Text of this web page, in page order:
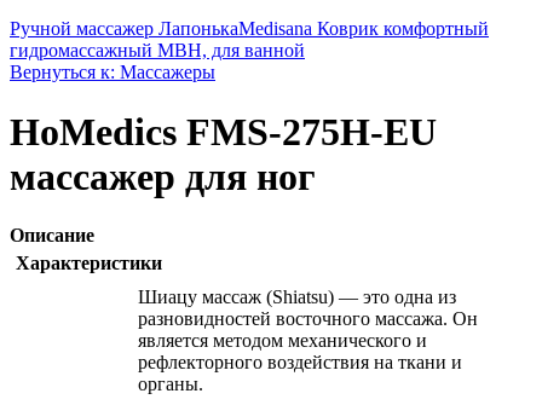
Ручной массажер ЛапонькаMedisana Коврик комфортный
гидромассажный MBH, для ванной
Вернуться к: Массажеры
HoMedics FMS-275H-EU
массажер для ног
Описание
Характеристики
Шиацу массаж (Shiatsu) — это одна из
разновидностей восточного массажа. Он
является методом механического и
рефлекторного воздействия на ткани и
органы.